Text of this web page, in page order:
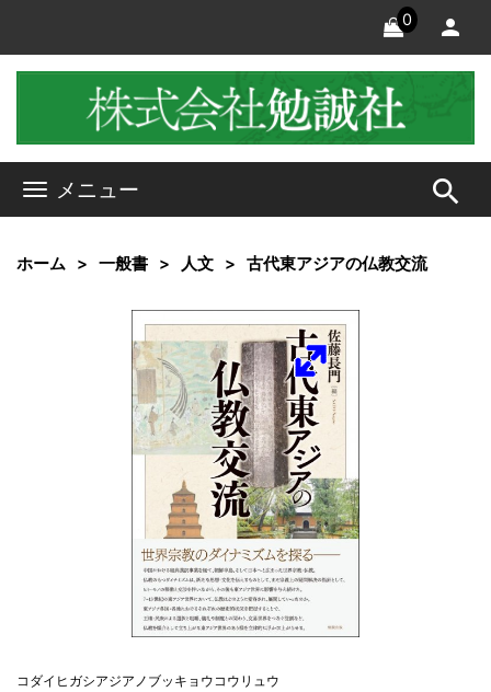
0
メニュー search
ホーム 一般書 人文 古代東アジアの仏教交流
コダイヒガシアジアノブッキョウコウリュウ